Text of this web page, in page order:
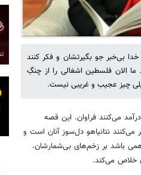
بی‌خبر جو بگیرتشان و فکر کنند
ما الان فلسطین اشغالی را از چنگِ
چیز عجیب و غریبی نیست.
می‌کنند فراوان. این قصه
نتانیاهو دل‌سوز آنان است و
باشد بر زخم‌های بی‌شمارشان.
خلاص می‌کند.